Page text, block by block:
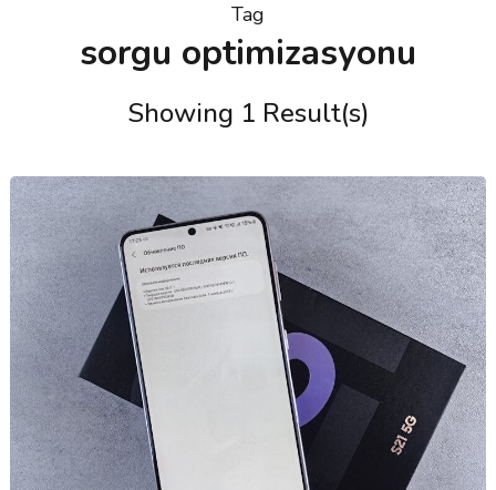
Tag
sorgu optimizasyonu
Showing 1 Result(s)